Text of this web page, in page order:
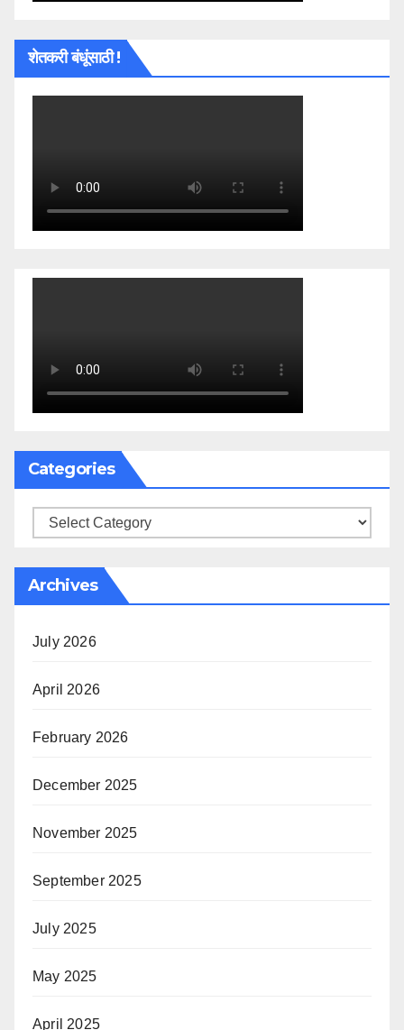
शेतकरी बंधूंसाठी !
Categories
Categories
Archives
July 2026
April 2026
February 2026
December 2025
November 2025
September 2025
July 2025
May 2025
April 2025